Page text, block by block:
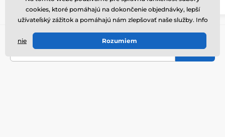
Tu napíšte váš e-mail Prihlásiť
cookies, ktoré pomáhajú na dokončenie objednávky, lepší
užívateľský zážitok a pomáhajú nám zlepšovať naše služby. Info
nie Rozumiem